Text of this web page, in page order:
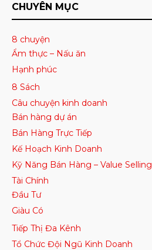
CHUYÊN MỤC
8 chuyện
Ẩm thực – Nấu ăn
Hạnh phúc
8 Sách
Câu chuyện kinh doanh
Bán hàng dự án
Bán Hàng Trực Tiếp
Kế Hoạch Kinh Doanh
Kỹ Năng Bán Hàng – Value Selling
Tài Chính
Đầu Tư
Giàu Có
Tiếp Thị Đa Kênh
Tổ Chức Đội Ngũ Kinh Doanh